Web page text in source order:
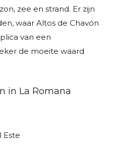
zee en strand. Er zijn
waar Altos de Chavón
van een
de moeite waard
in La Romana
Este